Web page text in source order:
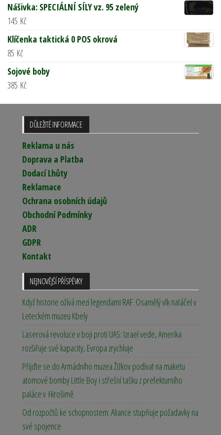
Nášivka: SPECIÁLNÍ SÍLY vz. 95 zelený
145 Kč
Klíčenka taktická 0 POS okrová
85 Kč
Sojové boby
385 Kč
DŮLEŽITÉ INFORMACE
Reklama u nás
Doprava a Platba
Dodací Lhůty
Reklamace
Ochrana osobních údajů
Obchodní Podmínky
ADR
GDPR
Kontakt
NEJNOVĚJŠÍ PŘÍSPĚVKY
Když historie ožívá mezi legendami RAF. Osamělý vlk natáčel v
Leteckém muzeu Kbely
Laserová revoluce v boji proti UAS: Izrael vede, Amerika
rozšiřuje své kapacity, Evropa zrychluje
Přijďte se do Armádního muzea Žižkov podívat na maketu
atomové bomby Little Boy i střešní tašku z prefekturního
paláce v Hirošimě
Od rozpočtů ke schopnostem: Aliance stupňuje požadavky na
své spojence